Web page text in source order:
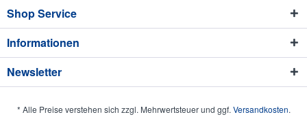
Shop Service
Informationen
Newsletter
* Alle Preise verstehen sich zzgl. Mehrwertsteuer und ggf. Versandkosten.